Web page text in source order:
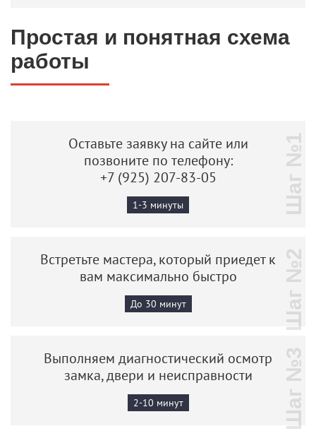
Простая и понятная схема
работы
Оставьте заявку на сайте или
позвоните по телефону:
+7 (925) 207-83-05
1-3 минуты Шаг №1
Встретьте мастера, который приедет к
вам максимально быстро
До 30 минут Шаг №2
Выполняем диагностический осмотр
замка, двери и неисправности
2-10 минут Шаг №3